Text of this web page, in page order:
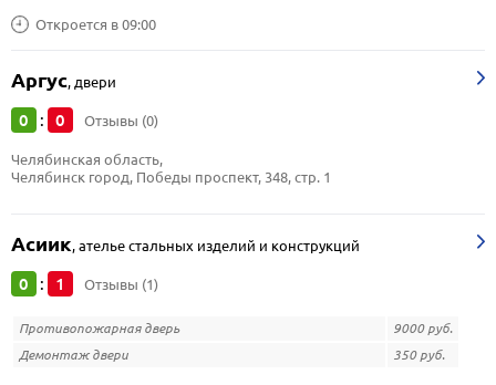
Откроется в 09:00
Аргус, двери
0 : 0 Отзывы (0)
Челябинская область,
Челябинск город, Победы проспект, 348, стр. 1
Асиик,ателье стальных изделий и конструкций
0 : 1 Отзывы (1)
Противопожарная дверь
9000 руб.
Демонтаж двери
350 руб.